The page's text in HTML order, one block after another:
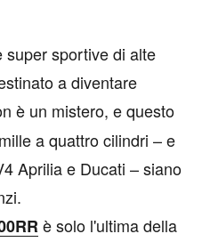
super sportive di alte
a diventare
è un mistero, e questo
a quattro cilindri – e
Aprilia e Ducati – siano
è solo l'ultima della